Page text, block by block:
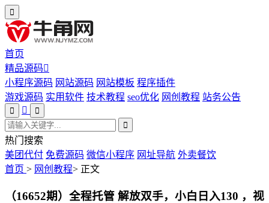
首页
精品源码
小程序源码 网站源码 网站模板 程序插件
游戏源码 实用软件 技术教程 seo优化 网创教程 站务公告
热门搜索
美团代付 免费源码 微信小程序 网址导航 外卖餐饮
首页 > 网创教程> 正文
（16652期）全程托管 解放双手，小白日入130 ，视